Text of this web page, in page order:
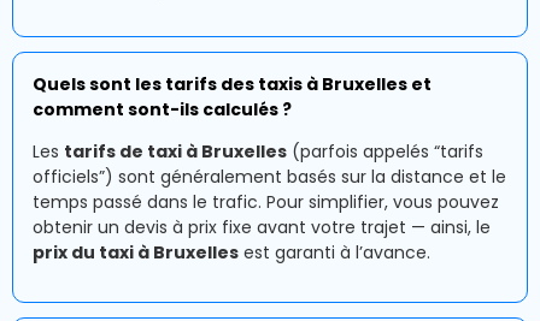
Quels sont les tarifs des taxis à Bruxelles et
comment sont-ils calculés ?
Les tarifs de taxi à Bruxelles (parfois appelés “tarifs
officiels”) sont généralement basés sur la distance et le
temps passé dans le trafic. Pour simplifier, vous pouvez
obtenir un devis à prix fixe avant votre trajet — ainsi, le
prix du taxi à Bruxelles est garanti à l’avance.